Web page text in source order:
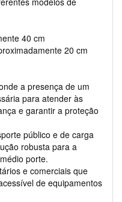
40 cm
20 cm
a presença de um
para atender às
e garantir a proteção
público e de carga
robusta para a
porte.
e comerciais que
de equipamentos